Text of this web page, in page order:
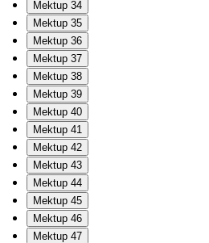
Mektup 34
Mektup 35
Mektup 36
Mektup 37
Mektup 38
Mektup 39
Mektup 40
Mektup 41
Mektup 42
Mektup 43
Mektup 44
Mektup 45
Mektup 46
Mektup 47